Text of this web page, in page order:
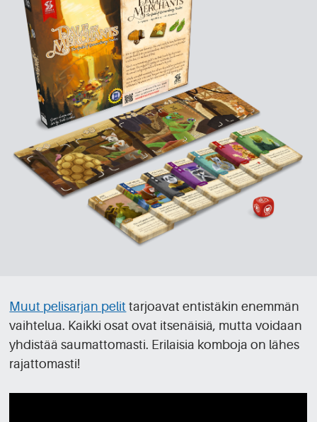
Muut pelisarjan pelit tarjoavat entistäkin enemmän
vaihtelua. Kaikki osat ovat itsenäisiä, mutta voidaan
yhdistää saumattomasti. Erilaisia komboja on lähes
rajattomasti!